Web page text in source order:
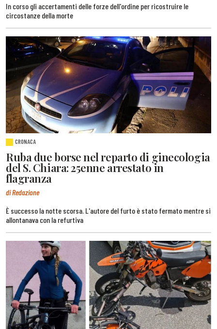
In corso gli accertamenti delle forze dell'ordine per ricostruire le
circostanze della morte
CRONACA
Ruba due borse nel reparto di ginecologia
del S. Chiara: 25enne arrestato in
flagranza
di Redazione
È successo la notte scorsa. L'autore del furto è stato fermato mentre si
allontanava con la refurtiva